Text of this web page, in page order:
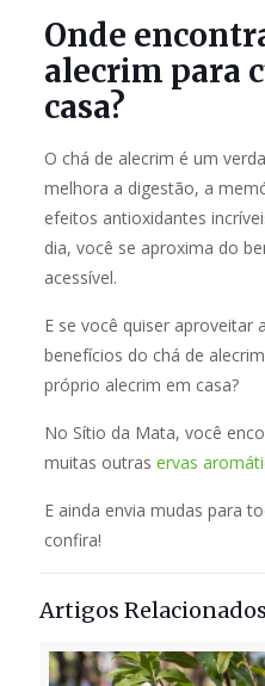
Onde
alecrim para
casa?
O chá de alecrim é um
melhora a digestão, a
efeitos antioxidantes
dia, você se aproxima do
acessível.
E se você quiser aproveitar
benefícios do chá de
próprio alecrim em casa?
No Sítio da Mata, você
muitas outras ervas
E ainda envia mudas para
confira!
Artigos Relacionados